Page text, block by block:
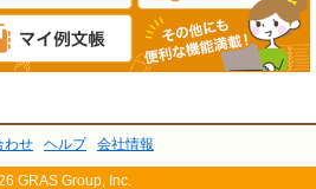
わせ ヘルプ 会社情報
GRAS Group, Inc.